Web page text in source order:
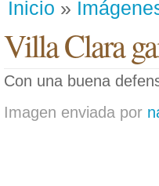
Inicio »
Villa Clara
Con una buena
Imagen enviada por